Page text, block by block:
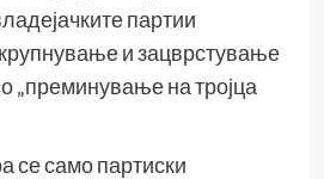
партии
и зацврстување
„преминување на тројца
се само партиски